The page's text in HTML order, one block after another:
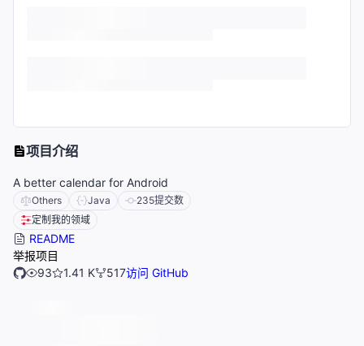
项目介绍
A better calendar for Android
Others Java 235提交数
定制我的领域
README
举报项目
93
1.41 K 517访问 GitHub